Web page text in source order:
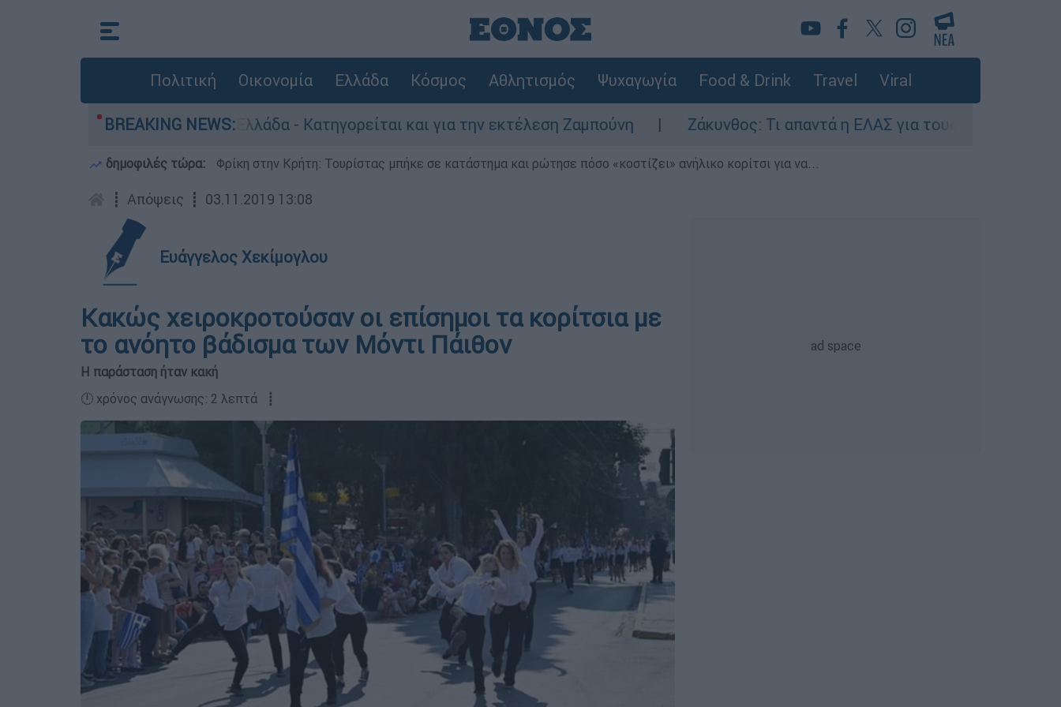
Πολιτική Οικονομία Ελλάδα Κόσμος Αθλητισμός Ψυχαγωγία Food & Drink Travel Viral
BREAKING NEWS:
στην Ελλάδα - Κατηγορείται και για την εκτέλεση Ζαμπούνη Ζάκυνθος: Τι απαντά η ΕΛΑΣ για τους 8 βιασμούς
δημοφιλές τώρα: Φρίκη στην Κρήτη: Τουρίστας μπήκε σε κατάστημα και ρώτησε πόσο «κοστίζει» ανήλικο κορίτσι για να...
┋ Απόψεις ┋ 03.11.2019 13:08
Ευάγγελος Χεκίμογλου
Κακώς χειροκροτούσαν οι επίσημοι τα κορίτσια με
το ανόητο βάδισμα των Μόντι Πάιθον
Η παράσταση ήταν κακή
🕛 χρόνος ανάγνωσης: 2 λεπτά ┋